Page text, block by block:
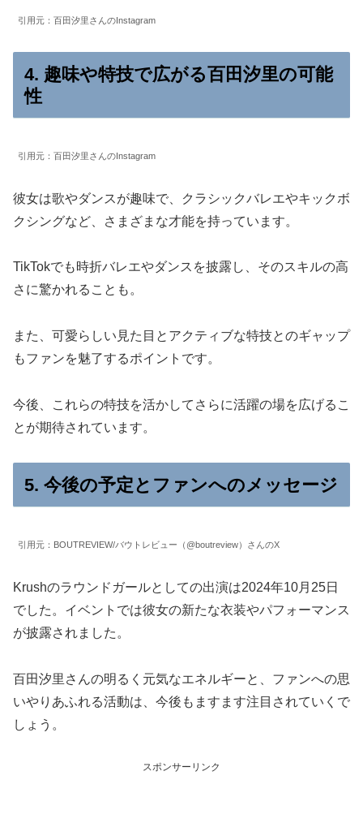
引用元：百田汐里さんのInstagram
4. 趣味や特技で広がる百田汐里の可能
性
引用元：百田汐里さんのInstagram
彼女は歌やダンスが趣味で、クラシックバレエやキックボ
クシングなど、さまざまな才能を持っています。
TikTokでも時折バレエやダンスを披露し、そのスキルの高
さに驚かれることも。
また、可愛らしい見た目とアクティブな特技とのギャップ
もファンを魅了するポイントです。
今後、これらの特技を活かしてさらに活躍の場を広げるこ
とが期待されています。
5. 今後の予定とファンへのメッセージ
引用元：BOUTREVIEW/バウトレビュー（@boutreview）さんのX
Krushのラウンドガールとしての出演は2024年10月25日
でした。イベントでは彼女の新たな衣装やパフォーマンス
が披露されました。
百田汐里さんの明るく元気なエネルギーと、ファンへの思
いやりあふれる活動は、今後もますます注目されていくで
しょう。
スポンサーリンク